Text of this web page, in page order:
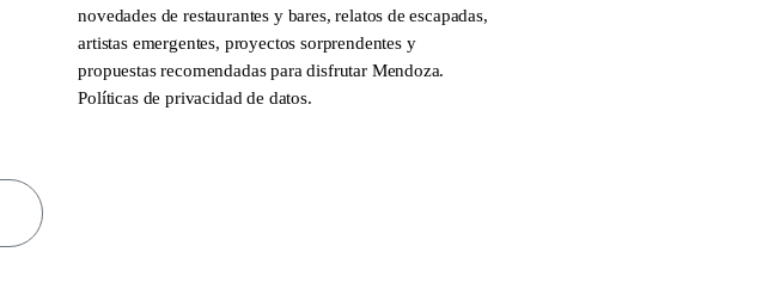
novedades de restaurantes y bares, relatos de escapadas,
artistas emergentes, proyectos sorprendentes y
propuestas recomendadas para disfrutar Mendoza.
Políticas de privacidad de datos.